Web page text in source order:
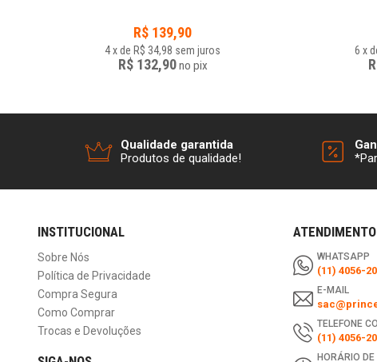
R$ 139,90
4xde R$ 34,98 sem juros
R$ 132,90no pix
6 x
Qualidade garantida
Produtos de qualidade!
INSTITUCIONAL
Sobre Nós
Política de Privacidade
Compra Segura
Como Comprar
Trocas e Devoluções
ATENDIMENTO
WHATSAPP
(11) 4056-
E-MAIL
TELEFONE
(11) 4056-
HORÁRIO